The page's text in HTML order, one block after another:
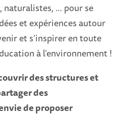
… pour se
et expériences autour
et s’inspirer en toute
à l’environnement !
des structures et
des
de proposer